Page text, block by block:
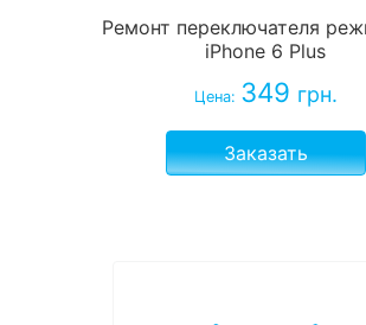
Ремонт переключателя
iPhone 6 Plus
Цена: 349 грн.
Заказать